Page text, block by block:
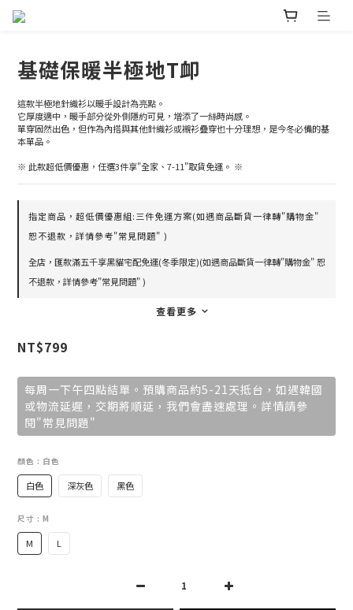
基礎保暖半極地T卹
這款半極地針織衫以暖手設計為亮點。
它厚度適中，暖手部分從外側隱約可見，增添了一絲時尚感。
單穿固然出色，但作為內搭與其他針織衫或襯衫疊穿也十分理想，是今冬必備的基
本單品。
※ 此款超低價優惠，任選3件享"全家、7-11"取貨免運。 ※
指定商品，超低價優惠組:三件免運方案(如遇商品斷貨一律轉"購物金"
恕不退款，詳情參考"常見問題" )
全店，匯款滿五千享黑貓宅配免運(冬季限定)(如遇商品斷貨一律轉"購物金" 恕
不退款，詳情參考"常見問題" )
查看更多
NT$799
每周一下午四點結單。預購商品約5-21天抵台，如遇韓國
或物流延遲，交期將順延，我們會盡速處理。詳情請參
閱"常見問題"
顏色 : 白色
白色 深灰色 黑色
尺寸 : M
M L